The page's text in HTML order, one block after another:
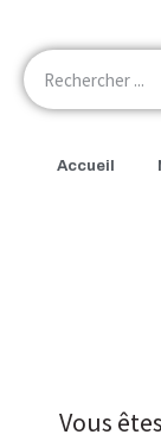
Accueil
Vous